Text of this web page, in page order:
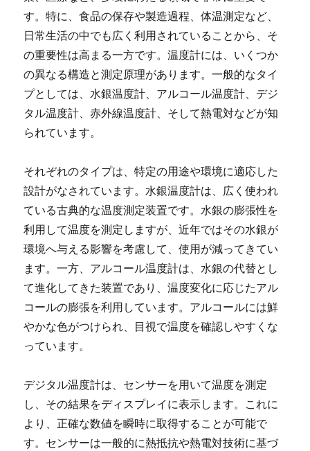
す。特に、食品の保存や製造過程、体温測定など、
日常生活の中でも広く利用されていることから、そ
の重要性は高まる一方です。温度計には、いくつか
の異なる構造と測定原理があります。一般的なタイ
プとしては、水銀温度計、アルコール温度計、デジ
タル温度計、赤外線温度計、そして熱電対などが知
られています。
それぞれのタイプは、特定の用途や環境に適応した
設計がなされています。水銀温度計は、広く使われ
ている古典的な温度測定装置です。水銀の膨張性を
利用して温度を測定しますが、近年ではその水銀が
環境へ与える影響を考慮して、使用が減ってきてい
ます。一方、アルコール温度計は、水銀の代替とし
て進化してきた装置であり、温度変化に応じたアル
コールの膨張を利用しています。アルコールには鮮
やかな色がつけられ、目視で温度を確認しやすくな
っています。
デジタル温度計は、センサーを用いて温度を測定
し、その結果をディスプレイに表示します。これに
より、正確な数値を瞬時に取得することが可能で
す。センサーは一般的に熱抵抗や熱電対技術に基づ